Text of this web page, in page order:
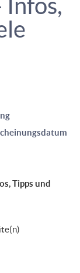
Infos,
fenêtre
Tipps und